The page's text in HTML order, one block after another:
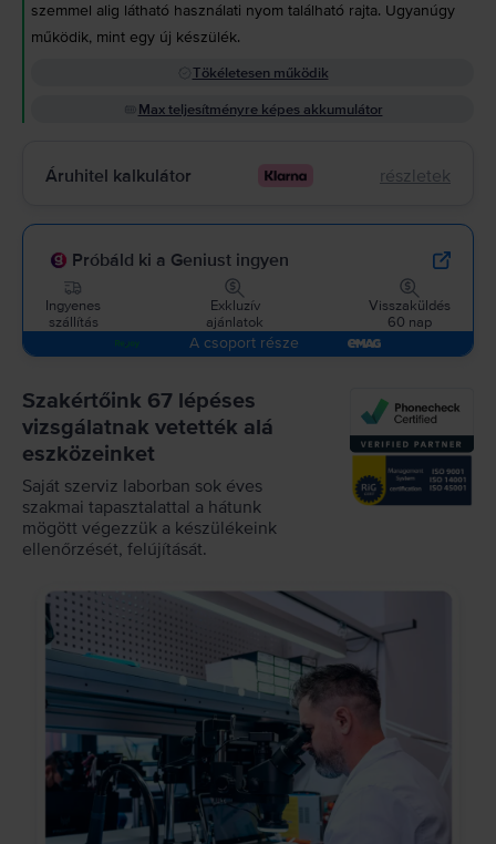
szemmel alig látható használati nyom található rajta. Ugyanúgy
működik, mint egy új készülék.
Tökéletesen működik
Max teljesítményre képes akkumulátor
Áruhitel kalkulátor részletek
Próbáld ki a Geniust ingyen
Ingyenes
szállítás
Exkluzív
ajánlatok
Visszaküldés
60 nap
A csoport része
Szakértőink 67 lépéses
vizsgálatnak vetették alá
eszközeinket
Saját szerviz laborban sok éves
szakmai tapasztalattal a hátunk
mögött végezzük a készülékeink
ellenőrzését, felújítását.